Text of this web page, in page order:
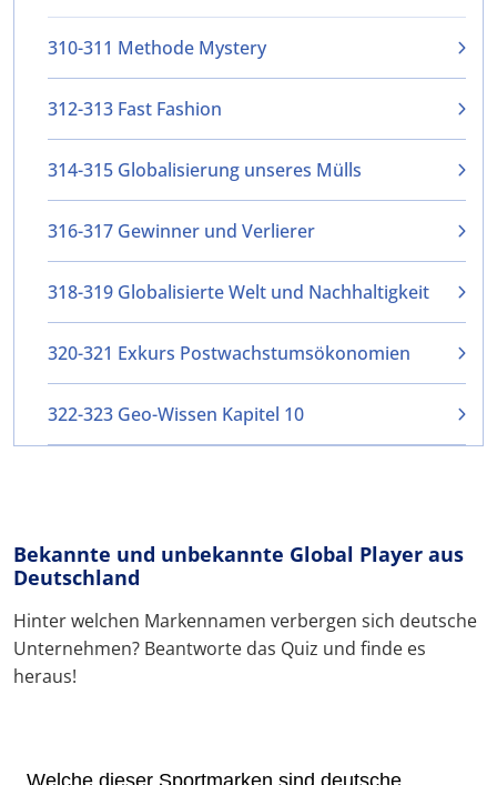
310-311 Methode Mystery
312-313 Fast Fashion
314-315 Globalisierung unseres Mülls
316-317 Gewinner und Verlierer
318-319 Globalisierte Welt und Nachhaltigkeit
320-321 Exkurs Postwachstumsökonomien
322-323 Geo-Wissen Kapitel 10
Bekannte und unbekannte Global Player aus
Deutschland
Hinter welchen Markennamen verbergen sich deutsche
Unternehmen? Beantworte das Quiz und finde es
heraus!